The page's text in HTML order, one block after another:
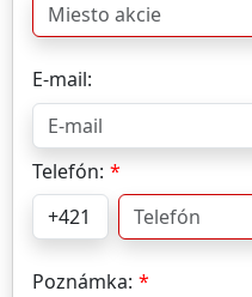
E-mail:
Telefón:
Poznámka: